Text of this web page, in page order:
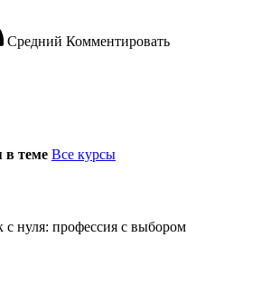
Средний Комментировать
в теме Все курсы
с нуля: профессия с выбором